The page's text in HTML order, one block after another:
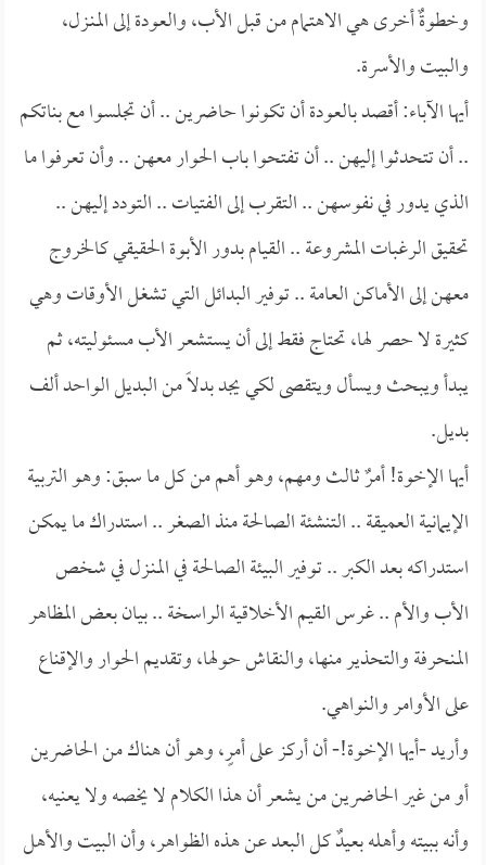
وخطوةٌ أخرى هي الاهتمام من قبل الأب، والعودة إلى المنـزل،
والبيت والأسرة.
أيها الآباء: أقصد بالعودة أن تكونوا حاضرين .. أن تجلسوا مع بناتكم
.. أن تتحدثوا إليهن .. أن تفتحوا باب الحوار معهن .. وأن تعرفوا ما
الذي يدور في نفوسهن .. التقرب إلى الفتيات .. التودد إليهن ..
تحقيق الرغبات المشروعة .. القيام بدور الأبوة الحقيقي كالخروج
معهن إلى الأماكن العامة .. توفير البدائل التي تشغل الأوقات وهي
كثيرة لا حصر لها، تحتاج فقط إلى أن يستشعر الأب مسئوليته، ثم
يبدأ ويبحث ويسأل ويتقصى لكي يجد بدلاً من البديل الواحد ألف
بديل.
أيها الإخوة! أمرٌ ثالث ومهم، وهو أهم من كل ما سبق: وهو التربية
الإيمانية العميقة .. التنشئة الصالحة منذ الصغر .. استدراك ما يمكن
استدراكه بعد الكبر .. توفير البيئة الصالحة في المنـزل في شخص
الأب والأم .. غرس القيم الأخلاقية الراسخة .. بيان بعض المظاهر
المنحرفة والتحذير منها، والنقاش حولها، وتقديم الحوار والإقناع
على الأوامر والنواهي.
وأريد -أيها الإخوة!- أن أركز على أمرٍ، وهو أن هناك من الحاضرين
أو من غير الحاضرين من يشعر أن هذا الكلام لا يخصه ولا يعنيه،
وأنه ببيته وأهله بعيدٌ كل البعد عن هذه الظواهر، وأن البيت والأهل